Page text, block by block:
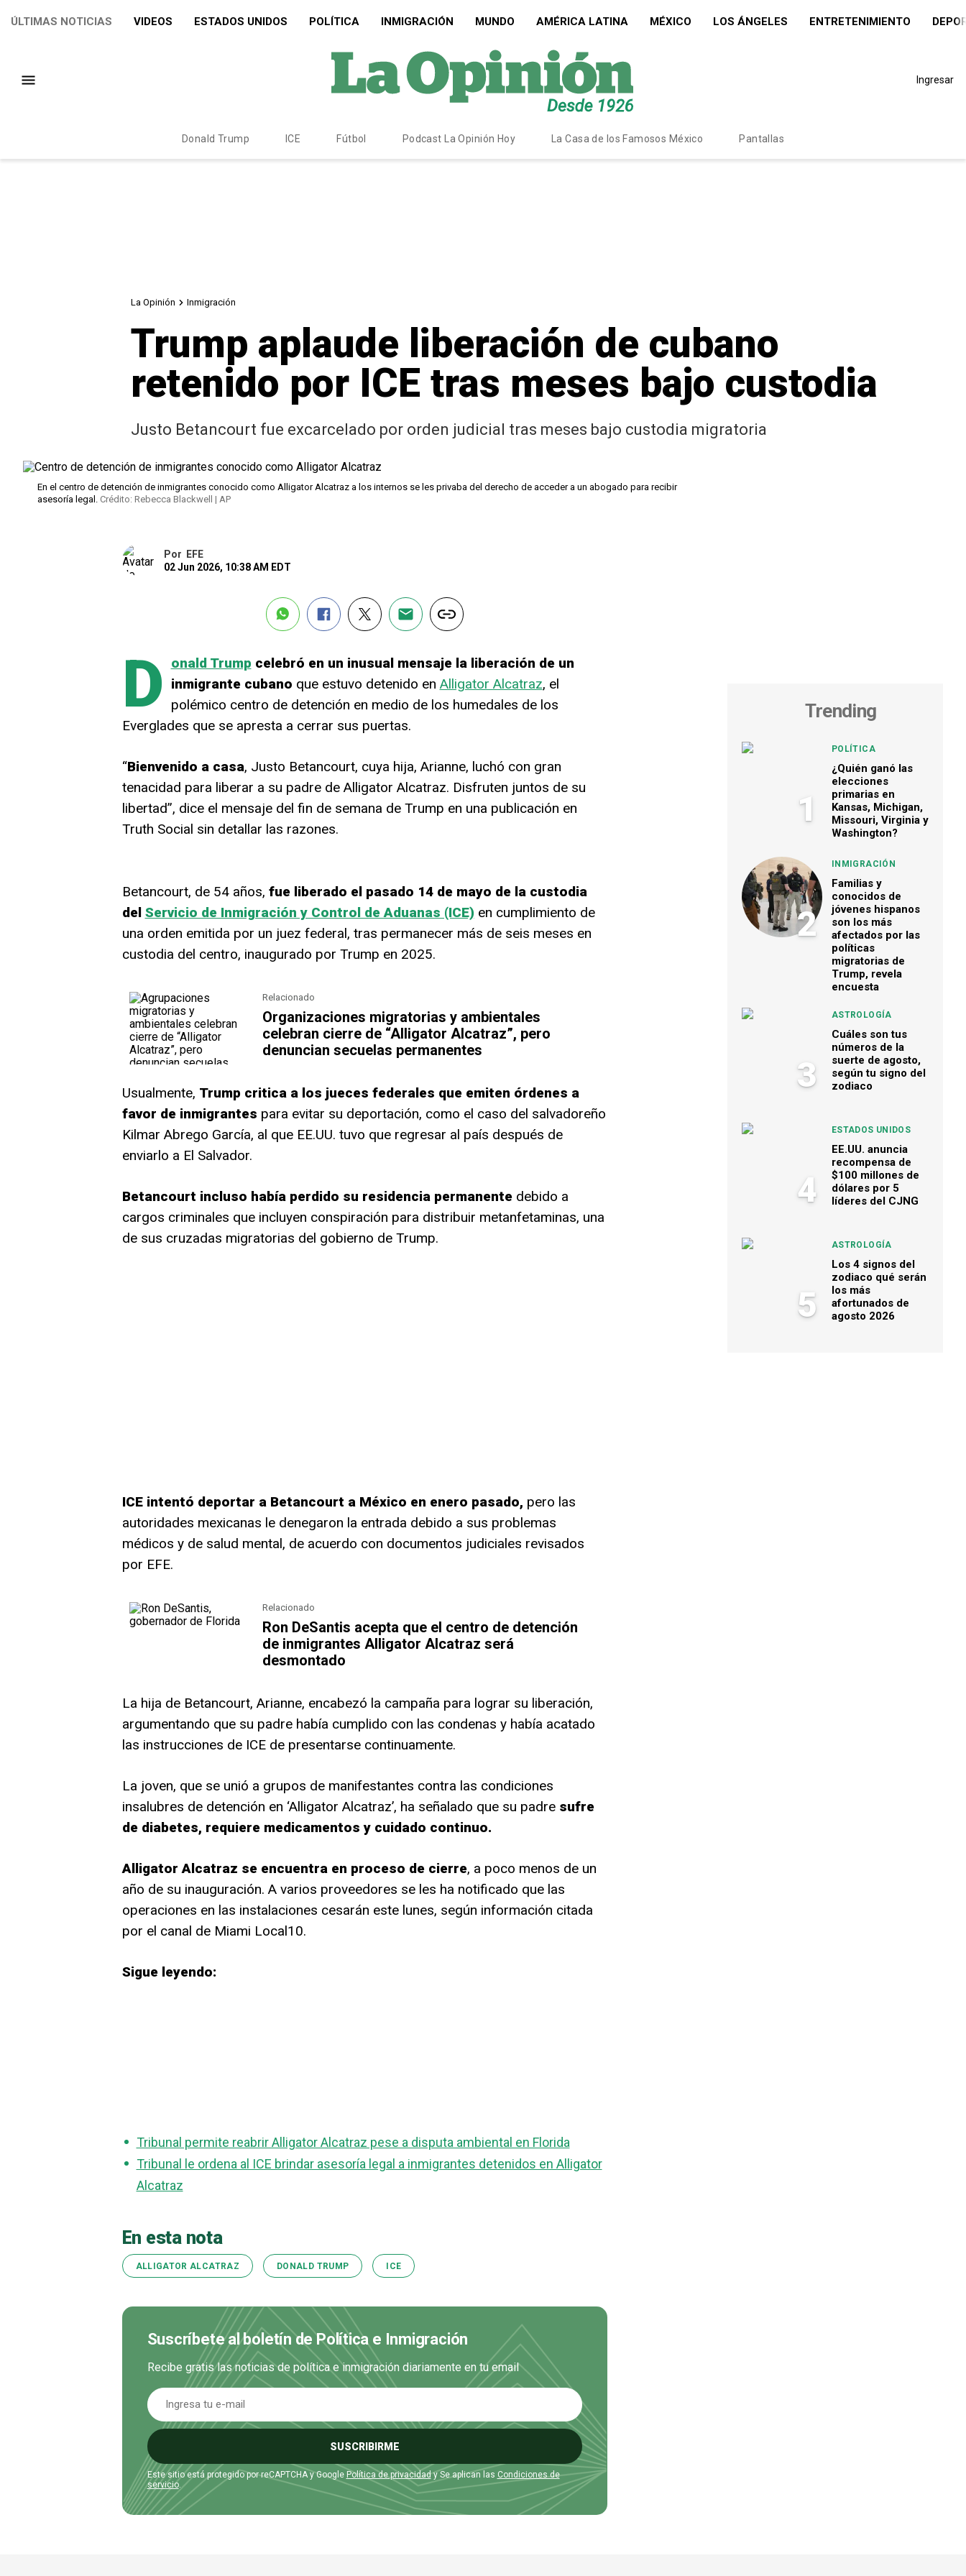
ÚLTIMAS NOTICIAS VIDEOS ESTADOS UNIDOS POLÍTICA INMIGRACIÓN MUNDO AMÉRICA LATINA MÉXICO LOS ÁNGELES ENTRETENIMIENTO
Ingresar
Donald Trump ICE Fútbol Podcast La Opinión Hoy La Casa de los Famosos México Pantallas
La Opinión Inmigración
Trump aplaude liberación de cubano
retenido por ICE tras meses bajo custodia
Justo Betancourt fue excarcelado por orden judicial tras meses bajo custodia migratoria
En el centro de detención de inmigrantes conocido como Alligator Alcatraz a los internos se les privaba del derecho de acceder a un abogado para recibir
asesoría legal. Crédito: Rebecca Blackwell | AP
Por
EFE
02 Jun 2026, 10:38 AM EDT
D onald Trump celebró en un inusual mensaje la liberación de un
inmigrante cubano que estuvo detenido en Alligator Alcatraz, el
polémico centro de detención en medio de los humedales de los
Everglades que se apresta a cerrar sus puertas.
“Bienvenido a casa, Justo Betancourt, cuya hija, Arianne, luchó con gran
tenacidad para liberar a su padre de Alligator Alcatraz. Disfruten juntos de su
libertad”, dice el mensaje del fin de semana de Trump en una publicación en
Truth Social sin detallar las razones.
Betancourt, de 54 años, fue liberado el pasado 14 de mayo de la custodia
del Servicio de Inmigración y Control de Aduanas (ICE) en cumplimiento de
una orden emitida por un juez federal, tras permanecer más de seis meses en
custodia del centro, inaugurado por Trump en 2025.
Relacionado
Organizaciones migratorias y ambientales
celebran cierre de “Alligator Alcatraz”, pero
denuncian secuelas permanentes
Usualmente, Trump critica a los jueces federales que emiten órdenes a
favor de inmigrantes para evitar su deportación, como el caso del salvadoreño
Kilmar Abrego García, al que EE.UU. tuvo que regresar al país después de
enviarlo a El Salvador.
Betancourt incluso había perdido su residencia permanente debido a
cargos criminales que incluyen conspiración para distribuir metanfetaminas, una
de sus cruzadas migratorias del gobierno de Trump.
ICE intentó deportar a Betancourt a México en enero pasado, pero las
autoridades mexicanas le denegaron la entrada debido a sus problemas
médicos y de salud mental, de acuerdo con documentos judiciales revisados
por EFE.
Relacionado
Ron DeSantis acepta que el centro de detención
de inmigrantes Alligator Alcatraz será
desmontado
La hija de Betancourt, Arianne, encabezó la campaña para lograr su liberación,
argumentando que su padre había cumplido con las condenas y había acatado
las instrucciones de ICE de presentarse continuamente.
La joven, que se unió a grupos de manifestantes contra las condiciones
insalubres de detención en ‘Alligator Alcatraz’, ha señalado que su padre sufre
de diabetes, requiere medicamentos y cuidado continuo.
Alligator Alcatraz se encuentra en proceso de cierre, a poco menos de un
año de su inauguración. A varios proveedores se les ha notificado que las
operaciones en las instalaciones cesarán este lunes, según información citada
por el canal de Miami Local10.
Sigue leyendo:
Tribunal permite reabrir Alligator Alcatraz pese a disputa ambiental en Florida
Tribunal le ordena al ICE brindar asesoría legal a inmigrantes detenidos en Alligator
Alcatraz
En esta nota
ALLIGATOR ALCATRAZ DONALD TRUMP ICE
Suscríbete al boletín de Política e Inmigración
Recibe gratis las noticias de política e inmigración diariamente en tu email
SUSCRIBIRME
Este sitio está protegido por reCAPTCHA y Google Política de privacidady Se aplican las Condiciones de
servicio.
Trending
1
POLÍTICA
¿Quién ganó las
elecciones
primarias en
Kansas, Michigan,
Missouri, Virginia y
Washington?
2
INMIGRACIÓN
Familias y
conocidos de
jóvenes hispanos
son los más
afectados por las
políticas
migratorias de
Trump, revela
encuesta
3
ASTROLOGÍA
Cuáles son tus
números de la
suerte de agosto,
según tu signo del
zodiaco
4
ESTADOS UNIDOS
EE.UU. anuncia
recompensa de
$100 millones de
dólares por 5
líderes del CJNG
5
ASTROLOGÍA
Los 4 signos del
zodiaco qué serán
los más
afortunados de
agosto 2026